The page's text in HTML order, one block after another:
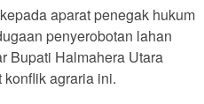
aparat penegak hukum
penyerobotan lahan
Bupati Halmahera Utara
agraria ini.